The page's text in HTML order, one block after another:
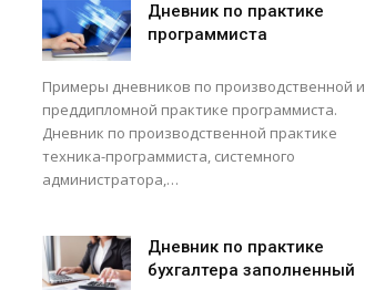
Дневник по практике
программиста
Примеры дневников по производственной и
преддипломной практике программиста.
Дневник по производственной практике
техника-программиста, системного
администратора,…
Дневник по практике
бухгалтера заполненный